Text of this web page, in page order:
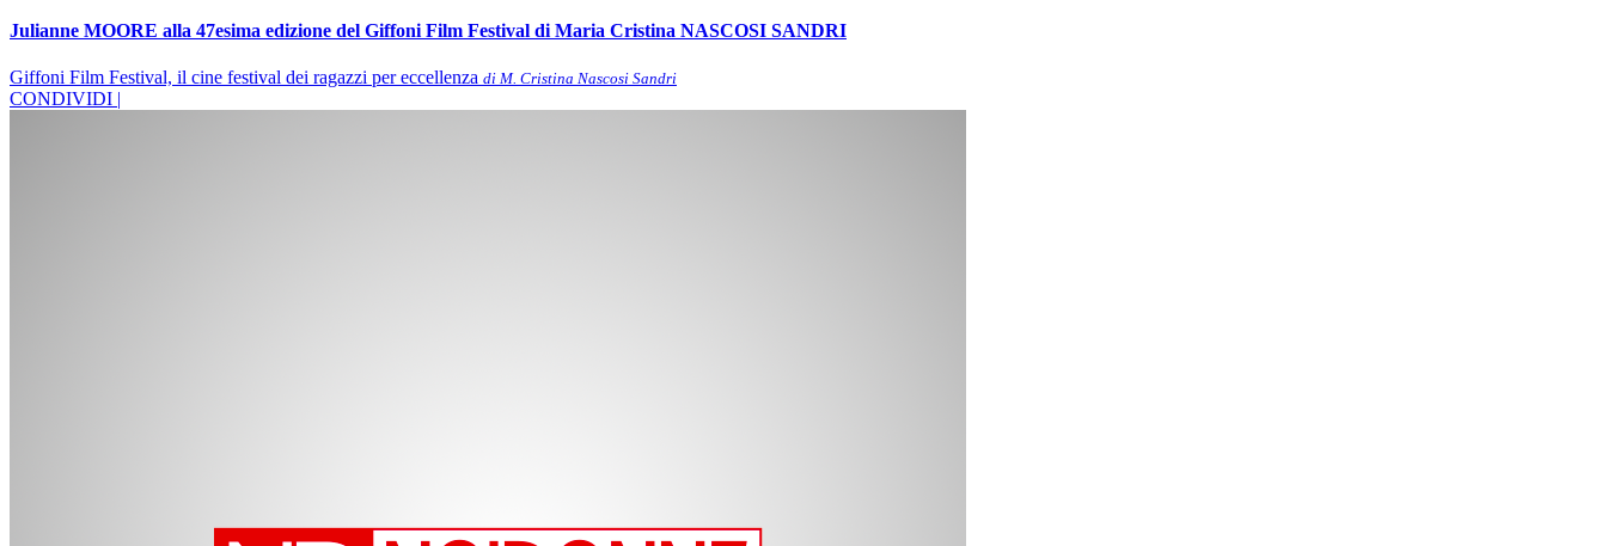
Julianne MOORE alla 47esima edizione del Giffoni Film Festival di Maria Cristina NASCOSI SANDRI
Giffoni Film Festival, il cine festival dei ragazzi per eccellenza di M. Cristina Nascosi Sandri
CONDIVIDI |